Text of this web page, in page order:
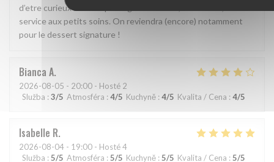
d’etre curieux sans trop manger. Plats fins, savoureux, et
service aux petits soins. On reviendra (encore) notamment
pour le dessert signature !
Bianca A
2026-08-05 - 20:00 - Hosté 2
Služba : 3/5 Atmosféra : 4/5 Kuchyně : 4/5 Kvalita / Cena : 4/5
Isabelle R
2026-08-04 - 19:00 - Hosté 4
Služba : 5/5 Atmosféra : 5/5 Kuchyně : 5/5 Kvalita / Cena : 5/5